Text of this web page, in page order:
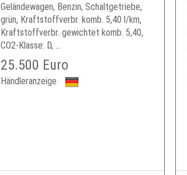
Geländewagen, Benzin, Schaltgetriebe,
grün, Kraftstoffverbr. komb. 5,40 l/km,
Kraftstoffverbr. gewichtet komb. 5,40,
CO2-Klasse: D, ...
25.500 Euro
Händleranzeige